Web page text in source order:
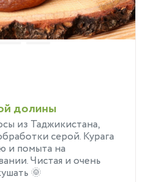
долины
из Таджикистана,
серой. Курага
и помыта на
Чистая и очень
🌞